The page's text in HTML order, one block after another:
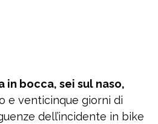
in bocca, sei sul naso,
e venticinque giorni di
dell’incidente in bike